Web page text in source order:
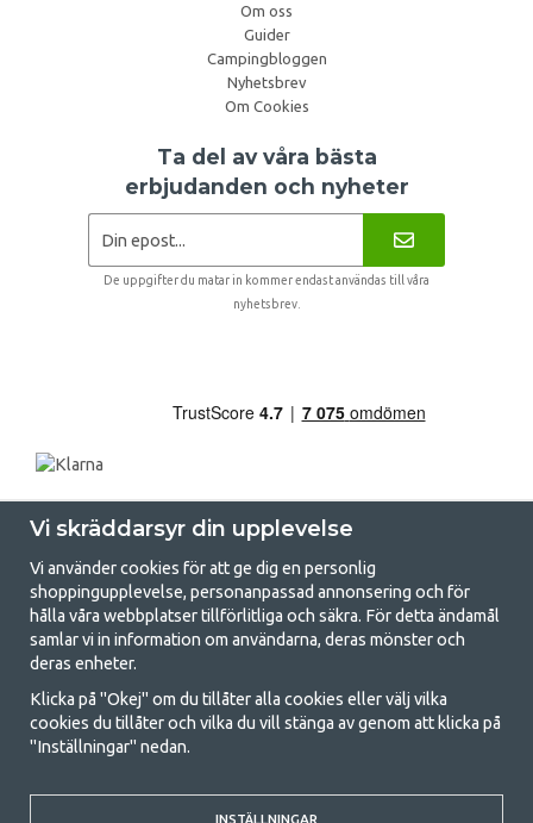
Om oss
Guider
Campingbloggen
Nyhetsbrev
Om Cookies
Ta del av våra bästa
erbjudanden och nyheter
De uppgifter du matar in kommer endast användas till våra
nyhetsbrev.
GetCamping.se - Din butik för camping
och uteliv
Att campa kan antingen vara en livsstil eller ett sätt att samla familjen
för ett gemensamt äventyr. Oavsett vilken kategori du tillhör hittar du
med att campa så därför erbjuder vi riktigt bra priser på familjetält,
Vi skräddarsyr din upplevelse
Vi använder cookies för att ge dig en personlig
shoppingupplevelse, personanpassad annonsering och för
hålla våra webbplatser tillförlitliga och säkra. För detta ändamål
samlar vi in information om användarna, deras mönster och
deras enheter.
Klicka på "Okej" om du tillåter alla cookies eller välj vilka
cookies du tillåter och vilka du vill stänga av genom att klicka på
"Inställningar" nedan.
INSTÄLLNINGAR